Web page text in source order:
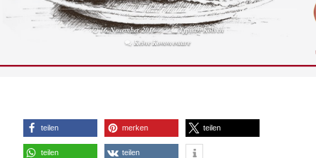
16. November 2016
Typisch Kölsch
Keine Kommentare
teilen merken teilen
teilen teilen